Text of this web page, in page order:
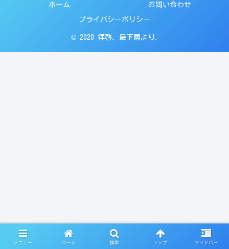
ホーム お問い合わせ
プライバシーポリシー
© 2020 拝啓、最下層より.
メニュー ホーム 検索 トップ サイドバー